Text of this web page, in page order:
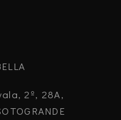
2º, 28A,